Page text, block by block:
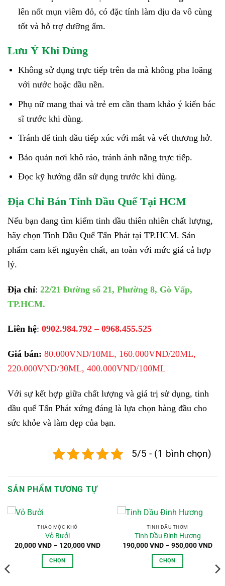
lên nốt mụn viêm đỏ, có đặc tính làm dịu da vô cùng
tốt và hỗ trợ dưỡng ẩm.
Lưu Ý Khi Dùng
Không sử dụng trực tiếp trên da mà không pha loãng
với nước hoặc dầu nền.
Phụ nữ mang thai và trẻ em cần tham khảo ý kiến bác
sĩ trước khi dùng.
Tránh để tinh dầu tiếp xúc với mắt và vết thương hở.
Bảo quản nơi khô ráo, tránh ánh nắng trực tiếp.
Đọc kỹ hướng dẫn sử dụng trước khi dùng.
Địa Chỉ Bán Tinh Dầu Quế Tại HCM
Nếu bạn đang tìm kiếm tinh dầu thiên nhiên chất lượng,
hãy chọn Tinh Dầu Quế Tấn Phát tại TP.HCM. Sản
phẩm cam kết nguyên chất, an toàn với mức giá cả hợp
lý.
Địa chỉ: 22/21 Đường số 21, Phường 8, Gò Vấp,
TP.HCM.
Liên hệ: 0902.984.792 – 0968.455.525
Giá bán: 80.000VND/10ML, 160.000VND/20ML,
220.000VND/30ML, 400.000VND/100ML
Với sự kết hợp giữa chất lượng và giá trị sử dụng, tinh
dầu quế Tấn Phát xứng đáng là lựa chọn hàng đầu cho
sức khỏe và làm đẹp của bạn.
5/5 - (1 bình chọn)
SẢN PHẨM TƯƠNG TỰ
THẢO MỘC KHÔ
Vỏ Bưởi
20,000VND – 120,000VNDKhoảng
CHỌN
TINH DẦU THƠM
Tinh Dầu Đinh Hương
190,000VND – 950,000VND
đến
CHỌN
VND